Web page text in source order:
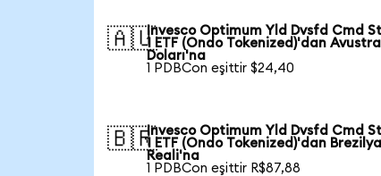
🇦🇺Invesco Optimum Yld Dvsfd Cmd
1 ETF (Ondo Tokenized)'dan
Doları'na
1 PDBCon eşittir $24,40
🇧🇷Invesco Optimum Yld Dvsfd Cmd
1 ETF (Ondo Tokenized)'dan Brezilya
Reali'na
1 PDBCon eşittir R$87,88